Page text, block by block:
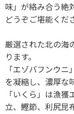
味」が絡み合う絶
どうぞご堪能くだ
厳選された北の海
ります。
「エゾバフンウ
を凝縮し、濃厚な
「いくら」は漁
立、鰹節、利尻昆